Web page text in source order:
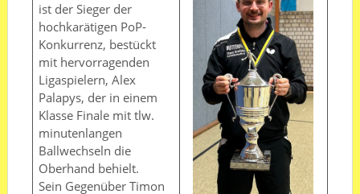
ist der Sieger der
hochkarätigen PoP-
Konkurrenz, bestückt
mit hervorragenden
Ligaspielern, Alex
Palapys, der in einem
Klasse Finale mit tlw.
minutenlangen
Ballwechseln die
Oberhand behielt.
Sein Gegenüber Timon